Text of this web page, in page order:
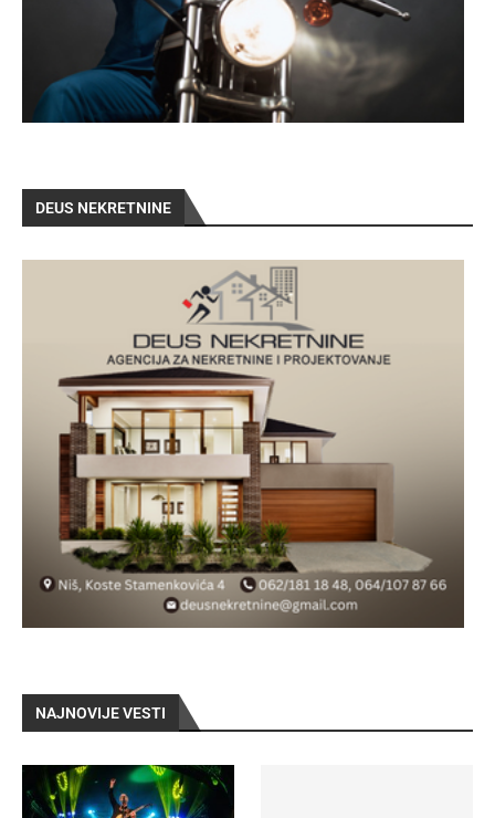
DEUS NEKRETNINE
NAJNOVIJE VESTI